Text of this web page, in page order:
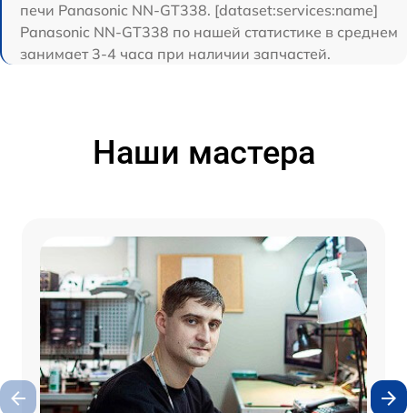
печи Panasonic NN-GT338. [dataset:services:name]
Panasonic NN-GT338 по нашей статистике в среднем
занимает 3-4 часа при наличии запчастей.
Наши мастера